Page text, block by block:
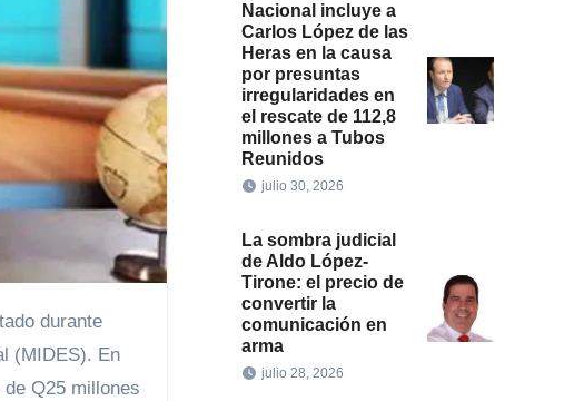
durante
(MIDES). En
Q25 millones
Nacional incluye a
Carlos López de las
Heras en la causa
por presuntas
irregularidades en
el rescate de 112,8
millones a Tubos
Reunidos
julio 30, 2026
La sombra judicial
de Aldo López-
Tirone: el precio de
convertir la
comunicación en
arma
julio 28, 2026